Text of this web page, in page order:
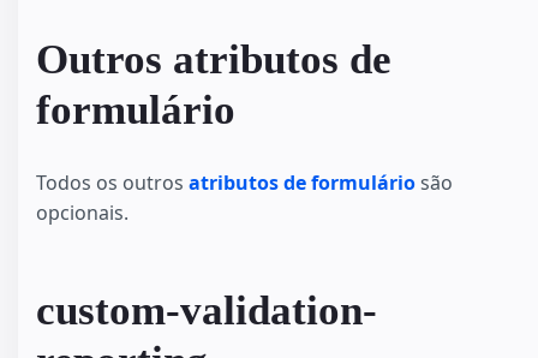
Outros atributos de
formulário
Todos os outros atributos de formuláriosão
opcionais.
custom-validation-